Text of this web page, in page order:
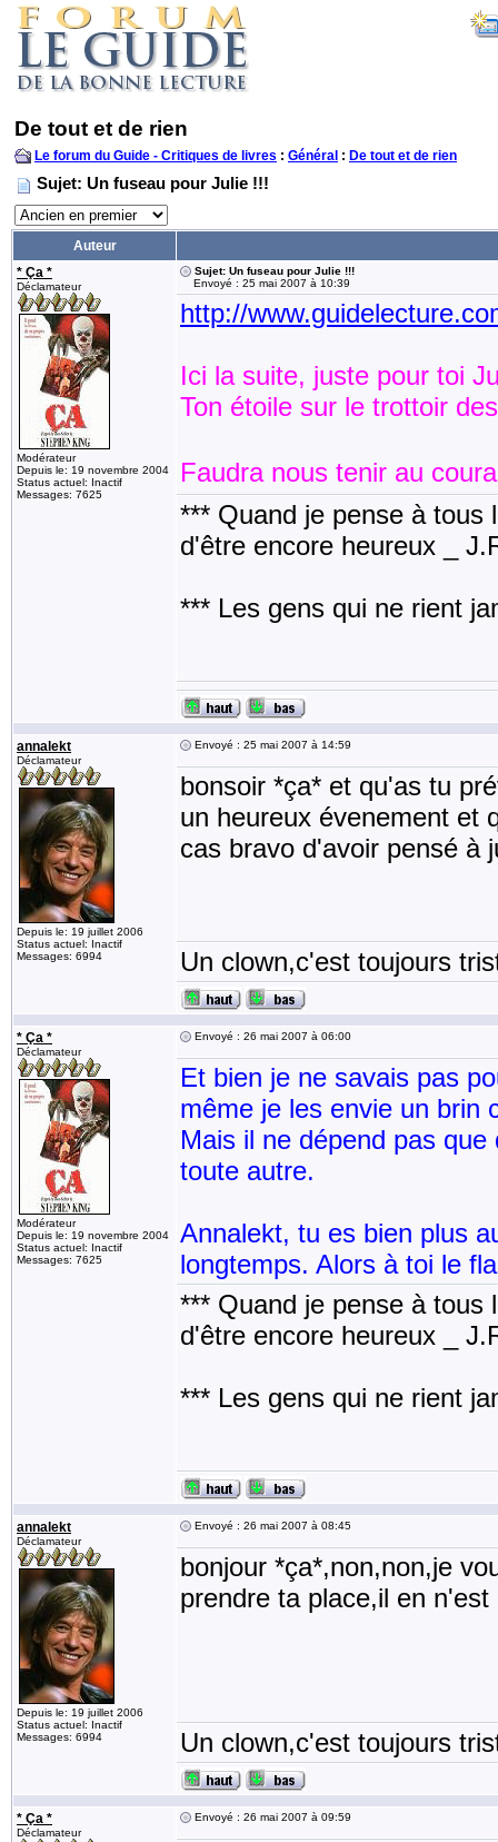
De tout et de rien
Le forum du Guide - Critiques de livres : Général : De tout et de rien
Sujet: Un fuseau pour Julie !!!
Auteur
* Ça *
Déclamateur
Modérateur
Depuis le: 19 novembre 2004
Status actuel: Inactif
Messages: 7625
Sujet: Un fuseau pour Julie !!!
Envoyé : 25 mai 2007 à 10:39
http://
Ici la suite, juste pour toi
Ton étoile sur le trottoir
Faudra nous tenir au
*** Quand je pense à tous
d'être encore heureux _
*** Les gens qui ne rient
annalekt
Déclamateur
Depuis le: 19 juillet 2006
Status actuel: Inactif
Messages: 6994
Envoyé : 25 mai 2007 à 14:59
bonsoir *ça* et qu'as tu
un heureux évenement et
cas bravo d'avoir pensé à
Un clown,c'est toujours
* Ça *
Déclamateur
Modérateur
Depuis le: 19 novembre 2004
Status actuel: Inactif
Messages: 7625
Envoyé : 26 mai 2007 à 06:00
Et bien je ne savais pas
même je les envie un brin
Mais il ne dépend pas
toute autre.
Annalekt, tu es bien plus
longtemps. Alors à toi le
*** Quand je pense à tous
d'être encore heureux _
*** Les gens qui ne rient
annalekt
Déclamateur
Depuis le: 19 juillet 2006
Status actuel: Inactif
Messages: 6994
Envoyé : 26 mai 2007 à 08:45
bonjour *ça*,non,non,je
prendre ta place,il en
Un clown,c'est toujours
* Ça *
Déclamateur
Envoyé : 26 mai 2007 à 09:59